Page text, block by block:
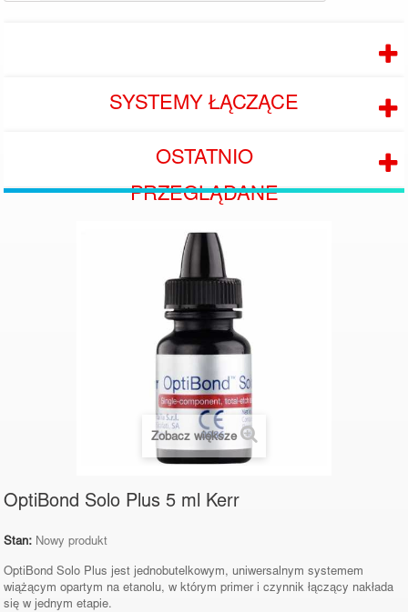
SYSTEMY ŁĄCZĄCE
OSTATNIO
PRZEGLĄDANE
Zobacz większe
OptiBond Solo Plus 5 ml Kerr
Stan: Nowy produkt
OptiBond Solo Plus jest jednobutelkowym, uniwersalnym systemem
wiążącym opartym na etanolu, w którym primer i czynnik łączący nakłada
się w jednym etapie.